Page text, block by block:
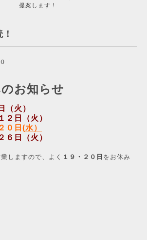
提案します！
お知らせ
（火）
２日（火）
０日 (水）
６日（火）
しますので、よく １９・２０日 をお休み